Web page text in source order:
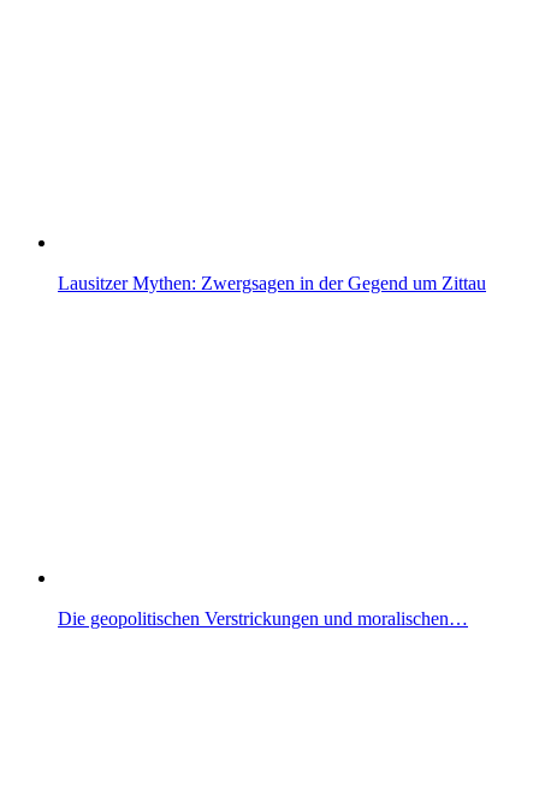
Lausitzer Mythen: Zwergsagen in der Gegend um Zittau
Die geopolitischen Verstrickungen und moralischen…